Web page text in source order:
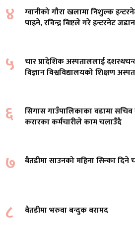
४
ग्वानीको गौरा खलामा निशुल्क
पाइने, रविन्द्र बिष्टले गरे इन्टरनेट जडान
५
चार प्रादेशिक अस्पताललाई
विज्ञान विश्वविद्यालयको शिक्षण
६
सिगास गाउँपालिकाका वडामा
करारका कर्मचारीले काम चलाउँदै
७ बैतडीमा साउनको महिना सिन्का
८ बैतडीमा भरुवा बन्दुक बरामद